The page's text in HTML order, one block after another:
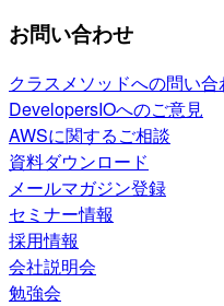
お問い合わせ
クラスメソッドへの問い合
DevelopersIOへのご意見
AWSに関するご相談
資料ダウンロード
メールマガジン登録
セミナー情報
採用情報
会社説明会
勉強会